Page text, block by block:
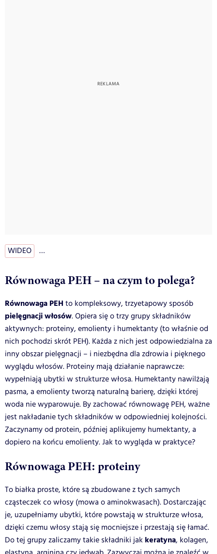
WIDEO …
Równowaga PEH – na czym to polega?
Równowaga PEH to kompleksowy, trzyetapowy sposób
pielęgnacji włosów. Opiera się o trzy grupy składników
aktywnych: proteiny, emolienty i humektanty (to właśnie od
nich pochodzi skrót PEH). Każda z nich jest odpowiedzialna za
inny obszar pielęgnacji – i niezbędna dla zdrowia i pięknego
wyglądu włosów. Proteiny mają działanie naprawcze:
wypełniają ubytki w strukturze włosa. Humektanty nawilżają
pasma, a emolienty tworzą naturalną barierę, dzięki której
woda nie wyparowuje. By zachować równowagę PEH, ważne
jest nakładanie tych składników w odpowiedniej kolejności.
Zaczynamy od protein, później aplikujemy humektanty, a
dopiero na końcu emolienty. Jak to wygląda w praktyce?
Równowaga PEH: proteiny
To białka proste, które są zbudowane z tych samych
cząsteczek co włosy (mowa o aminokwasach). Dostarczając
je, uzupełniamy ubytki, które powstają w strukturze włosa,
dzięki czemu włosy stają się mocniejsze i przestają się łamać.
Do tej grupy zaliczamy takie składniki jak keratyna, kolagen,